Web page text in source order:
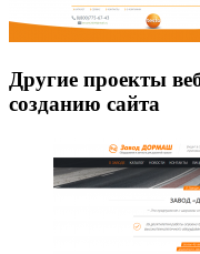
Другие проекты
созданию сайта